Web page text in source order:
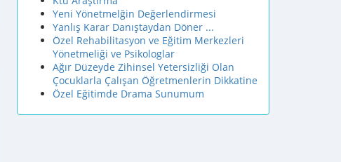
Yeni Yönetmelğin Değerlendirmesi
Yanlış Karar Danıştaydan Döner ...
Özel Rehabilitasyon ve Eğitim Merkezleri
Yönetmeliği ve Psikologlar
Ağır Düzeyde Zihinsel Yetersizliği Olan
Çocuklarla Çalışan Öğretmenlerin Dikkatine
Özel Eğitimde Drama Sunumum